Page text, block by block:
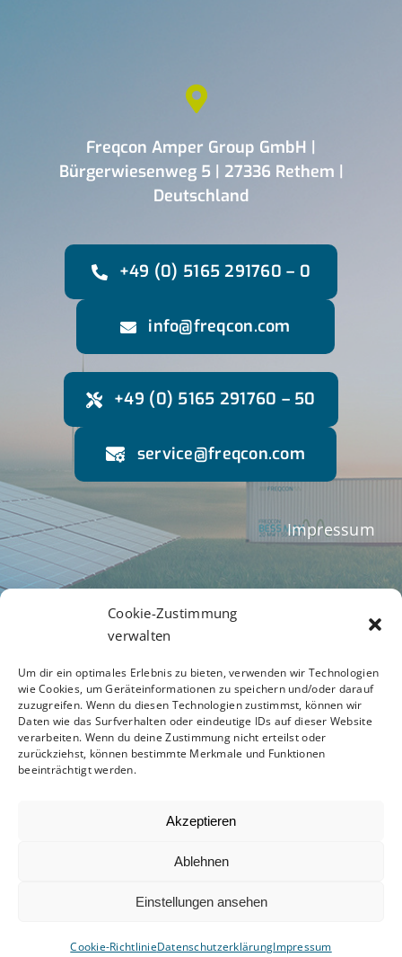
Cookie-Zustimmung
verwalten
Um dir ein optimales Erlebnis zu bieten, verwenden wir Technologien
wie Cookies, um Geräteinformationen zu speichern und/oder darauf
zuzugreifen. Wenn du diesen Technologien zustimmst, können wir
Daten wie das Surfverhalten oder eindeutige IDs auf dieser Website
verarbeiten. Wenn du deine Zustimmung nicht erteilst oder
zurückziehst, können bestimmte Merkmale und Funktionen
beeinträchtigt werden.
Akzeptieren
Ablehnen
Einstellungen ansehen
Cookie-RichtlinieDatenschutzerklärungImpressum
Freqcon Amper Group GmbH |
Bürgerwiesenweg 5 | 27336 Rethem |
Deutschland
+49 (0) 5165 291760 – 0
info@freqcon.com
+49 (0) 5165 291760 – 50
service@freqcon.com
Impressum
Geschäftsbedingungen
Datenschutzerklärung
Verhaltenskodex
• All Rights Reserved • Powered by